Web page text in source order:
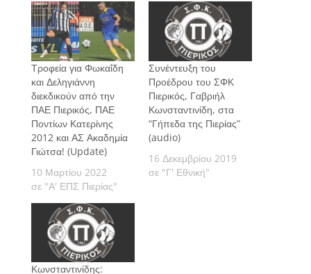
Τροφεία για Φωκαΐδη
και Δεληγιάννη
διεκδικούν από την
ΠΑΕ Πιερικός, ΠΑΕ
Ποντίων Κατερίνης
2012 και ΑΣ Ακαδημία
Γιώτσα! (Update)
10 Μαρτίου 2022
σε "Α' ΕΠΣ Πιερίας"
Συνέντευξη του
Προέδρου του ΣΦΚ
Πιερικός, Γαβριήλ
Κωνσταντινίδη, στα
“Γήπεδα της Πιερίας”
(audio)
16 Δεκεμβρίου 2019
σε "Γ' Εθνική"
Κωνσταντινίδης: